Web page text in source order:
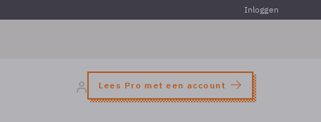
Inloggen
Lees Pro met een account